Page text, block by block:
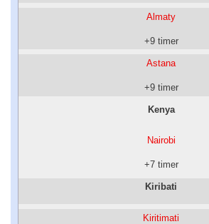
Almaty
+9 timer
Astana
+9 timer
Kenya
Nairobi
+7 timer
Kiribati
Kiritimati